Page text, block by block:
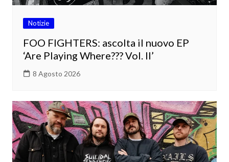
Notizie
FOO FIGHTERS: ascolta il nuovo EP
‘Are Playing Where??? Vol. II’
8 Agosto 2026